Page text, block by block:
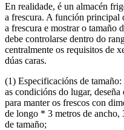
En realidade, é un almacén
a frescura. A función principal
a frescura e mostrar o tamaño
debe controlarse dentro do
centralmente os requisitos de
dúas caras.
(1) Especificacións de tamaño:
as condicións do lugar,
para manter os frescos con
de longo * 3 metros de ancho,
de tamaño;